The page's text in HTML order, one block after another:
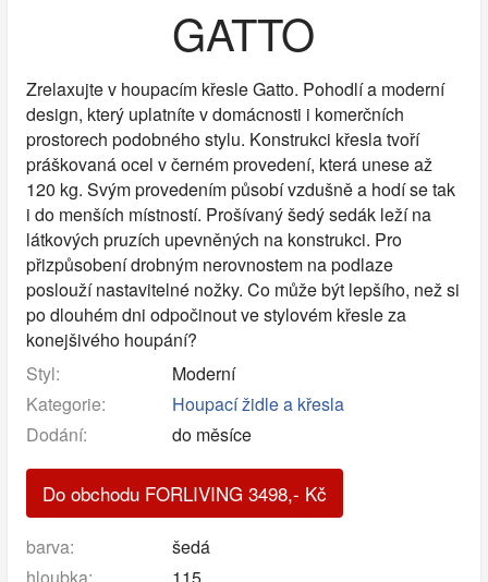
GATTO
Zrelaxujte v houpacím křesle Gatto. Pohodlí a moderní
design, který uplatníte v domácnosti i komerčních
prostorech podobného stylu. Konstrukci křesla tvoří
práškovaná ocel v černém provedení, která unese až
120 kg. Svým provedením působí vzdušně a hodí se tak
i do menších místností. Prošívaný šedý sedák leží na
látkových pruzích upevněných na konstrukci. Pro
přizpůsobení drobným nerovnostem na podlaze
poslouží nastavitelné nožky. Co může být lepšího, než si
po dlouhém dni odpočinout ve stylovém křesle za
konejšivého houpání?
Styl:
Moderní
Kategorie:
Houpací židle a křesla
Dodání:
do měsíce
Do obchodu FORLIVING 3498,- Kč
barva:
šedá